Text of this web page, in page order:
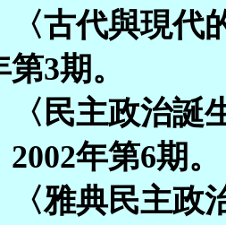
〈古代與現代
3期。
〈民主政治誕
年第6期。
〈雅典民主政